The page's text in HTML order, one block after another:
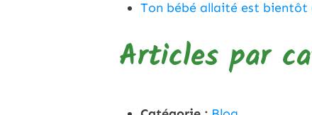
Ton bébé allaité est bientôt
Articles par